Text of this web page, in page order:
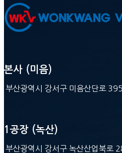
본사 (미음)
부산광역시 강서구 미음산단
1공장 (녹산)
부산광역시 강서구 녹산산업